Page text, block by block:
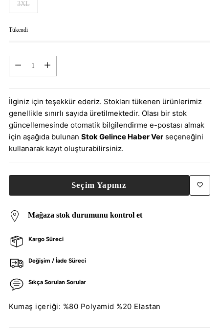
3XL
Tükendi
İlginiz için teşekkür ederiz. Stokları tükenen ürünlerimiz
genellikle sınırlı sayıda üretilmektedir. Olası bir stok
güncellemesinde otomatik bilgilendirme e-postası almak
için aşağıda bulunan Stok Gelince Haber Ver seçeneğini
kullanarak kayıt oluşturabilirsiniz.
Seçim Yapınız
Mağaza stok durumunu kontrol et
Kargo Süreci
Değişim / İade Süreci
Sıkça Sorulan Sorular
Kumaş içeriği: %80 Polyamid %20 Elastan